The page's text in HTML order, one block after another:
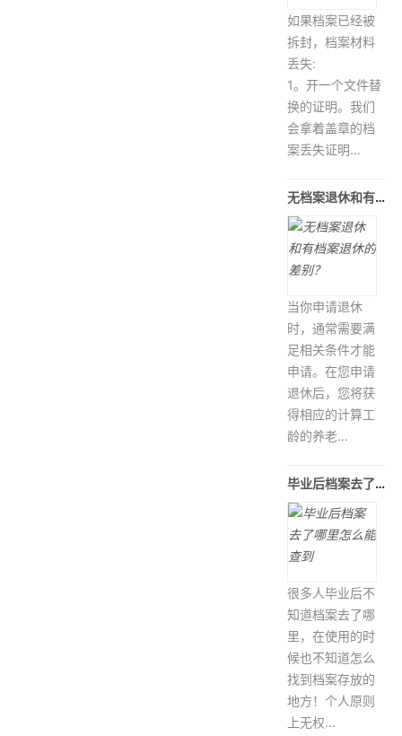
如果档案已经被
拆封，档案材料
丢失:
1。开一个文件替
换的证明。我们
会拿着盖章的档
案丢失证明...
无档案退休和有档案退休的差别？
当你申请退休
时，通常需要满
足相关条件才能
申请。在您申请
退休后，您将获
得相应的计算工
龄的养老...
毕业后档案去了哪里怎么能查到
很多人毕业后不
知道档案去了哪
里，在使用的时
候也不知道怎么
找到档案存放的
地方！个人原则
上无权...